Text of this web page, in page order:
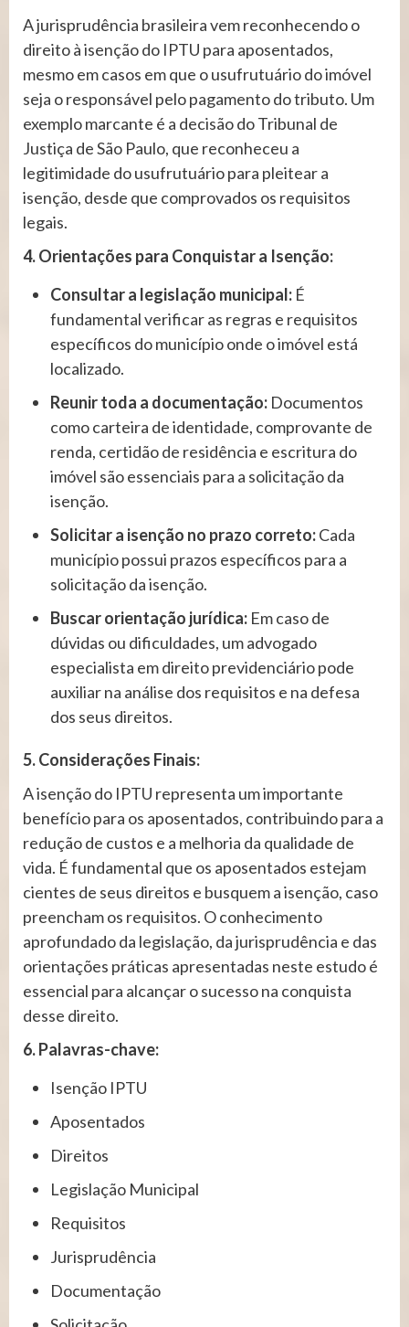
A jurisprudência brasileira vem reconhecendo o
direito à isenção do IPTU para aposentados,
mesmo em casos em que o usufrutuário do imóvel
seja o responsável pelo pagamento do tributo. Um
exemplo marcante é a decisão do Tribunal de
Justiça de São Paulo, que reconheceu a
legitimidade do usufrutuário para pleitear a
isenção, desde que comprovados os requisitos
legais.
4. Orientações para Conquistar a Isenção:
Consultar a legislação municipal: É
fundamental verificar as regras e requisitos
específicos do município onde o imóvel está
localizado.
Reunir toda a documentação: Documentos
como carteira de identidade, comprovante de
renda, certidão de residência e escritura do
imóvel são essenciais para a solicitação da
isenção.
Solicitar a isenção no prazo correto:Cada
município possui prazos específicos para a
solicitação da isenção.
Buscar orientação jurídica: Em caso de
dúvidas ou dificuldades, um advogado
especialista em direito previdenciário pode
auxiliar na análise dos requisitos e na defesa
dos seus direitos.
5. Considerações Finais:
A isenção do IPTU representa um importante
benefício para os aposentados, contribuindo para a
redução de custos e a melhoria da qualidade de
vida. É fundamental que os aposentados estejam
cientes de seus direitos e busquem a isenção, caso
preencham os requisitos. O conhecimento
aprofundado da legislação, da jurisprudência e das
orientações práticas apresentadas neste estudo é
essencial para alcançar o sucesso na conquista
desse direito.
6. Palavras-chave:
Isenção IPTU
Aposentados
Direitos
Legislação Municipal
Requisitos
Jurisprudência
Documentação